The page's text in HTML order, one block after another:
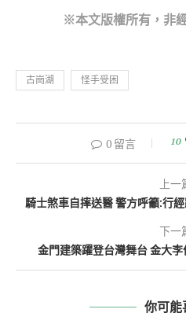
※本文版權所有，非
古崗湖 怪手受困
0 留言 10
上一
騎士煞車自摔送醫 警方呼籲:行
下一
金門建築躍登台灣舞台 金大李
你可能